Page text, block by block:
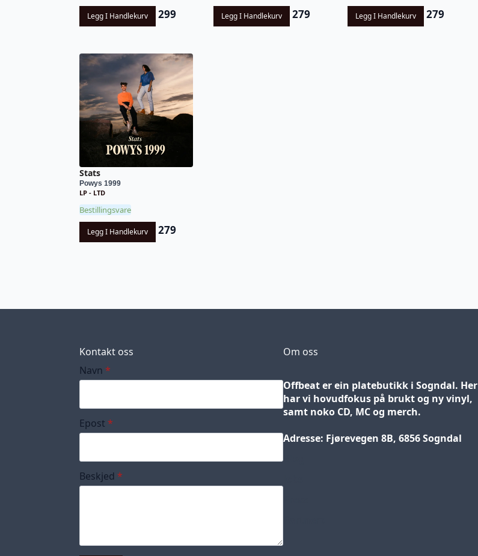
Legg I Handlekurv 299 Legg I Handlekurv 279 Legg I Handlekurv 279
Stats
Powys 1999
LP - LTD
Bestillingsvare
Legg I Handlekurv 279
Kontakt oss
Navn *
Epost *
Beskjed *
Om oss
Offbeat er ein platebutikk i Sogndal. Her
har vi hovudfokus på brukt og ny vinyl,
samt noko CD, MC og merch.
Adresse: Fjørevegen 8B, 6856 Sogndal
Blog